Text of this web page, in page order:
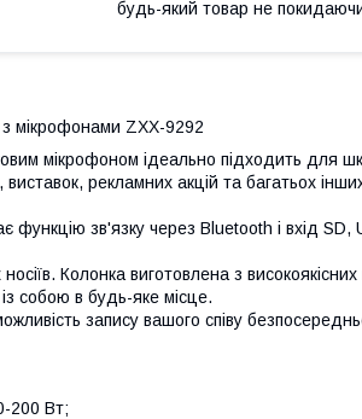
будь-який товар не
з мікрофонами ZXX-9292
мікрофоном ідеально підходить для
виставок, рекламних акцій та багатьох
функцію зв'язку через Bluetooth і вхід
Колонка виготовлена з
собою в будь-яке місце.
запису вашого співу
200 Вт;